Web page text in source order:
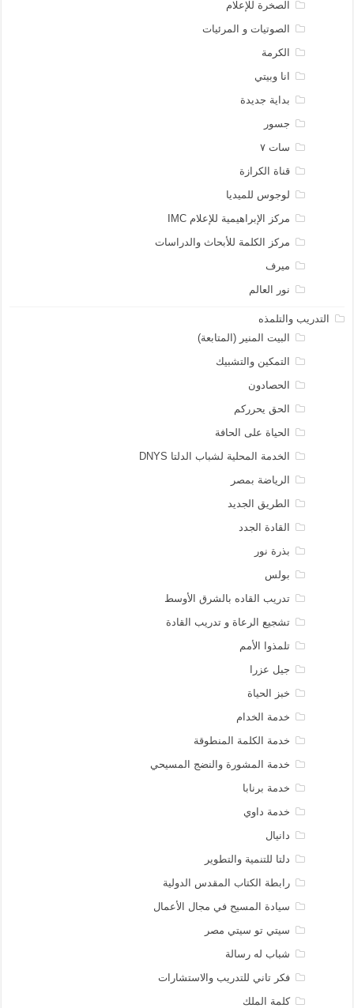
الصخرة للإعلام
الصوتيات و المرئيات
الكرمة
انا وبيتي
بداية جديدة
جسور
سات ٧
قناة الكرازة
لوجوس للميديا
مركز الإبراهيمية للإعلام IMC
مركز الكلمة للأبحاث والدراسات
ميرف
نور العالم
التدريب والتلمذه
البيت المنير (المتابعة)
التمكين والتشبيك
الحصادون
الحق يحرركم
الحياة على الحافة
الخدمة المحلية لشباب الدلتا DNYS
الرياضة بمصر
الطريق الجديد
القادة الجدد
بذرة نور
بولس
تدريب القاده بالشرق الأوسط
تشجيع الرعاة و تدريب القادة
تلمذوا الأمم
جيل عزرا
خبز الحياة
خدمة الخدام
خدمة الكلمة المنطوقة
خدمة المشورة والنضج المسيحي
خدمة برنابا
خدمة داوي
دانيال
دلتا للتنمية والتطوير
رابطة الكتاب المقدس الدولية
سيادة المسيح في مجال الأعمال
سيتي تو سيتي مصر
شباب له رسالة
فكر تاني للتدريب والاستشارات
كلمة الملك